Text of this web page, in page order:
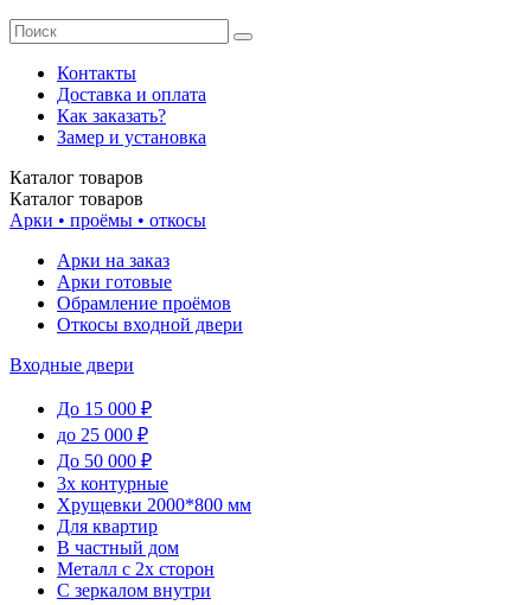
Контакты
Доставка и оплата
Как заказать?
Замер и установка
Каталог товаров
Каталог товаров
Арки • проёмы • откосы
Арки на заказ
Арки готовые
Обрамление проёмов
Откосы входной двери
Входные двери
До 15 000 ₽
до 25 000 ₽
До 50 000 ₽
3х контурные
Хрущевки 2000*800 мм
Для квартир
В частный дом
Металл с 2х сторон
С зеркалом внутри